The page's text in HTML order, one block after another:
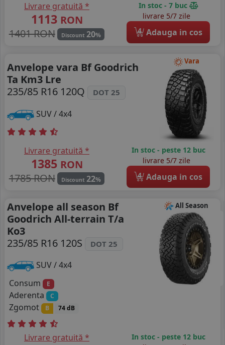
Livrare gratuită *
1113 RON
1401 RON
Discount 20%
In stoc - 7 buc
livrare 5/7 zile
4 Adauga in cos
Vara
Anvelope vara Bf Goodrich
Ta Km3 Lre
235/85 R16 120Q
DOT 25
SUV / 4x4
Livrare gratuită *
1385 RON
1785 RON
Discount 22%
In stoc - peste 12 buc
livrare 5/7 zile
4 Adauga in cos
All Season
Anvelope all season Bf
Goodrich All-terrain T/a
Ko3
235/85 R16 120S
DOT 25
SUV / 4x4
Consum
E
Aderenta C
Zgomot B 74 dB
Livrare gratuită *
In stoc - peste 12 buc